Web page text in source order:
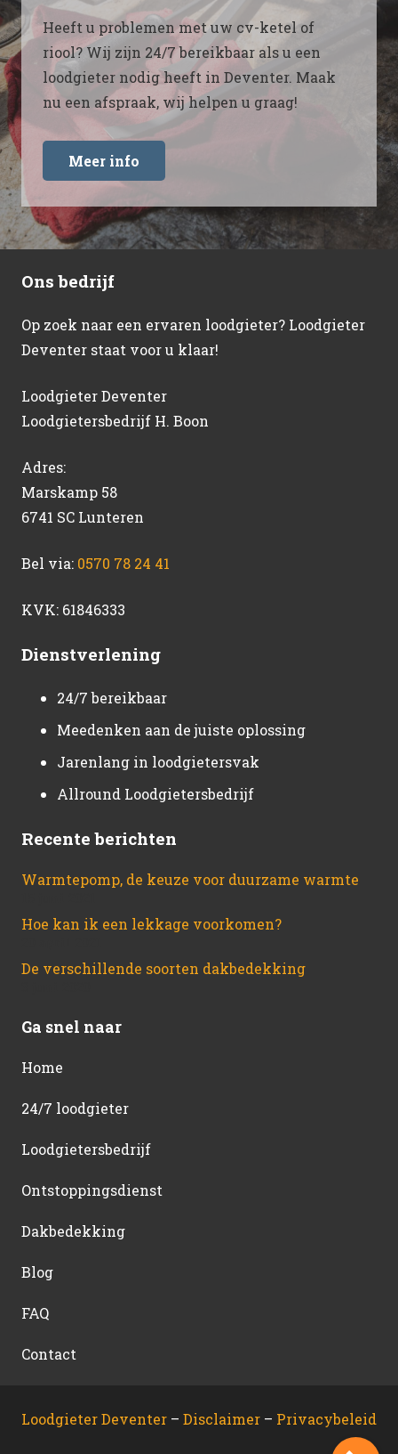
Heeft u problemen met uw cv-ketel of
riool? Wij zijn 24/7 bereikbaar als u een
loodgieter nodig heeft in Deventer. Maak
nu een afspraak, wij helpen u graag!
Meer info
Ons bedrijf
Op zoek naar een ervaren loodgieter? Loodgieter
Deventer staat voor u klaar!
Loodgieter Deventer
Loodgietersbedrijf H. Boon
Adres:
Marskamp 58
6741 SC Lunteren
Bel via: 0570 78 24 41
KVK: 61846333
Dienstverlening
24/7 bereikbaar
Meedenken aan de juiste oplossing
Jarenlang in loodgietersvak
Allround Loodgietersbedrijf
Recente berichten
Warmtepomp, de keuze voor duurzame warmte
Hoe kan ik een lekkage voorkomen?
De verschillende soorten dakbedekking
Ga snel naar
Home
24/7 loodgieter
Loodgietersbedrijf
Ontstoppingsdienst
Dakbedekking
Blog
FAQ
Contact
Loodgieter Deventer – Disclaimer – Privacybeleid